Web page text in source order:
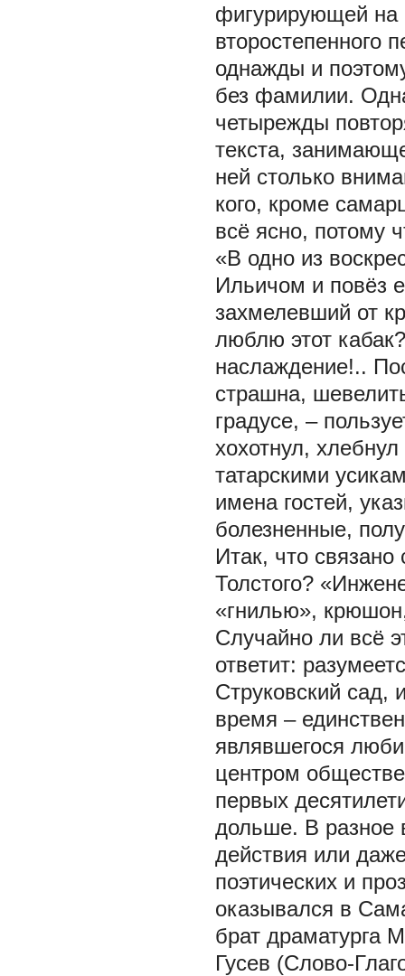
фигурирующей на
второстепенного
однажды и
без фамилии.
четырежды
текста,
ней столько
кого, кроме
всё ясно, потому
«В одно из
Ильичом и повёз
захмелевший от
люблю этот
наслаждение!..
страшна,
градусе, –
хохотнул,
татарскими
имена гостей,
болезненные,
Итак, что
Толстого?
«гнилью»,
Случайно ли всё
ответит:
Струковский сад,
время –
являвшегося
центром
первых
дольше. В разное
действия или
поэтических и
оказывался в
брат драматурга
Гусев (Слово-